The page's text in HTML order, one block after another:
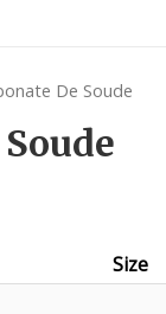
De Soude
Size